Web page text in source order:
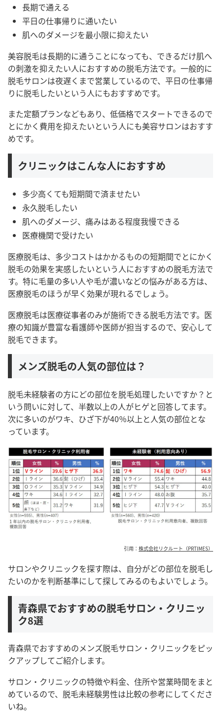
長期で通える
平日の仕事帰りに通いたい
肌へのダメージを最小限に抑えたい
美容脱毛は長期的に通うことになっても、できるだけ肌へ
の刺激を抑えたい人におすすめの脱毛方法です。一般的に
脱毛サロンは夜遅くまで営業しているので、平日の仕事帰
りに脱毛したいという人にもおすすめです。
また定額プランなどもあり、低価格でスタートできるので
とにかく費用を抑えたいという人にも美容サロンはおすす
めです。
クリニックはこんな人におすすめ
多少高くても短期間で済ませたい
永久脱毛したい
肌へのダメージ、痛みはある程度我慢できる
医療機関で受けたい
医療脱毛は、多少コストはかかるものの短期間でとにかく
脱毛の効果を実感したいという人におすすめの脱毛方法で
す。特に毛量の多い人や毛が濃いなどの悩みがある方は、
医療脱毛のほうが早く効果が現れるでしょう。
医療脱毛は医療従事者のみが施術できる脱毛方法です。医
療の知識が豊富な看護師や医師が担当するので、安心して
脱毛できます。
メンズ脱毛の人気の部位は？
脱毛未経験者の方にどの部位を脱毛処理したいですか？と
いう問いに対して、半数以上の人がヒゲと回答してます。
次に多いのがワキ、 ひざ下が40％以上と人気の部位とな
っています。
引用： 株式会社リクルート（PRTIMES）
サロンやクリニックを探す際は、自分がどの部位を脱毛し
たいのかを判断基準にして探してみるのもよいでしょう。
青森県でおすすめの脱毛サロン・クリニッ
ク8選
青森県でおすすめのメンズ脱毛サロン・クリニックをピッ
クアップしてご紹介します。
サロン・クリニックの特徴や料金、住所や営業時間をまと
めているので、脱毛未経験男性は比較の参考にしてくださ
いね。